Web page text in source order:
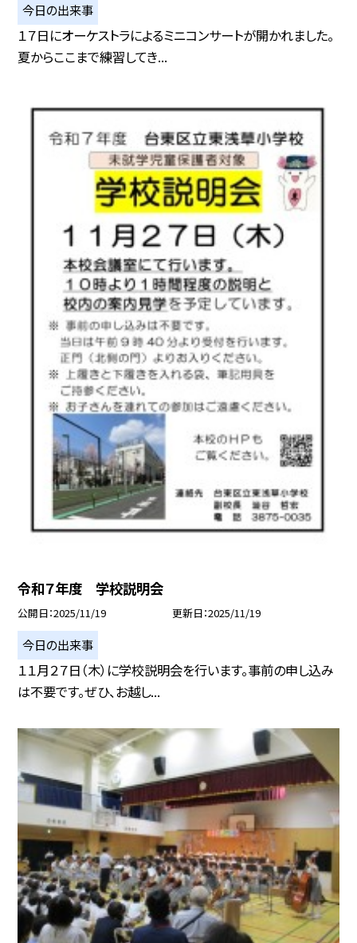
今日の出来事
１７日にオーケストラによるミニコンサートが開かれました。
夏からここまで練習してき...
令和７年度 学校説明会
公開日 2025/11/19 更新日 2025/11/19
今日の出来事
１１月２７日（木）に学校説明会を行います。事前の申し込み
は不要です。ぜひ、お越し...